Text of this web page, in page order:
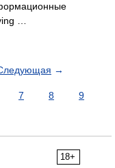
…
→
7 8
9
18+